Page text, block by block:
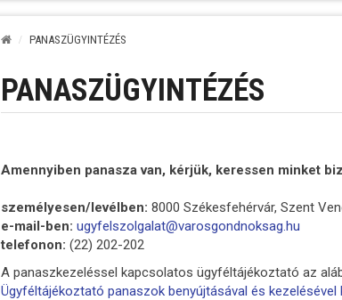
PANASZÜGYINTÉZÉS
PANASZÜGYINTÉZÉS
Amennyiben panasza van, kérjük, keressen minket
személyesen/levélben: 8000 Székesfehérvár, Szent
e-mail-ben: ugyfelszolgalat@varosgondnoksag.hu
telefonon: (22) 202-202
A panaszkezeléssel kapcsolatos ügyféltájékoztató az
Ügyféltájékoztató panaszok benyújtásával és kezelésével